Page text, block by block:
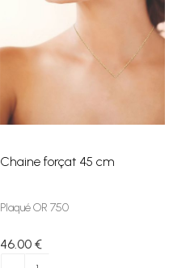
Chaine forçat 45 cm
Plaqué OR 750
46.00 €